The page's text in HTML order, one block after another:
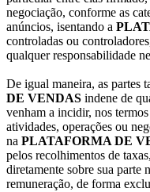
negociação, conforme as
anúncios, isentando a
controladas ou
qualquer responsabilidade
De igual maneira, as partes
DE VENDAS indene de
venham a incidir, nos
atividades, operações ou
na PLATAFORMA DE
pelos recolhimentos de
diretamente sobre sua parte
remuneração, de forma